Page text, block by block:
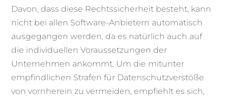
Davon, dass diese Rechtssicherheit besteht, kann
nicht bei allen Software-Anbietern automatisch
ausgegangen werden, da es natürlich auch auf
die individuellen Voraussetzungen der
Unternehmen ankommt. Um die mitunter
empfindlichen Strafen für Datenschutzverstöße
von vornherein zu vermeiden, empfiehlt es sich,